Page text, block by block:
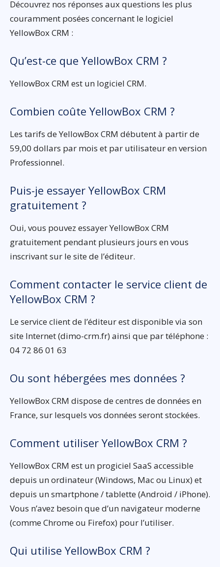
Découvrez nos réponses aux questions les plus
couramment posées concernant le logiciel
YellowBox CRM :
Qu’est-ce que YellowBox CRM ?
YellowBox CRM est un logiciel CRM.
Combien coûte YellowBox CRM ?
Les tarifs de YellowBox CRM débutent à partir de
59,00 dollars par mois et par utilisateur en version
Professionnel.
Puis-je essayer YellowBox CRM
gratuitement ?
Oui, vous pouvez essayer YellowBox CRM
gratuitement pendant plusieurs jours en vous
inscrivant sur le site de l’éditeur.
Comment contacter le service client de
YellowBox CRM ?
Le service client de l’éditeur est disponible via son
site Internet (dimo-crm.fr) ainsi que par téléphone :
04 72 86 01 63
Ou sont hébergées mes données ?
YellowBox CRM dispose de centres de données en
France, sur lesquels vos données seront stockées.
Comment utiliser YellowBox CRM ?
YellowBox CRM est un progiciel SaaS accessible
depuis un ordinateur (Windows, Mac ou Linux) et
depuis un smartphone / tablette (Android / iPhone).
Vous n’avez besoin que d’un navigateur moderne
(comme Chrome ou Firefox) pour l’utiliser.
Qui utilise YellowBox CRM ?